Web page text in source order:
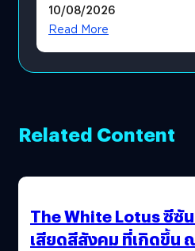
เงื่อนไขที่กำหนด
10/08/2026
Read More
Related Content
The White Lotus ซีซัน
เสียดสีสังคม ที่เกิดขึ้น